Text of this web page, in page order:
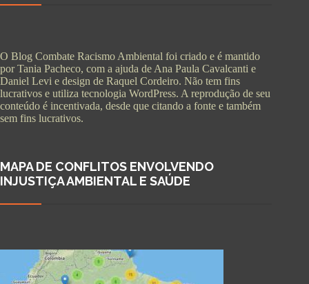
O Blog Combate Racismo Ambiental foi criado e é mantido
por Tania Pacheco, com a ajuda de Ana Paula Cavalcanti e
Daniel Levi e design de Raquel Cordeiro. Não tem fins
lucrativos e utiliza tecnologia WordPress. A reprodução de seu
conteúdo é incentivada, desde que citando a fonte e também
sem fins lucrativos.
MAPA DE CONFLITOS ENVOLVENDO
INJUSTIÇA AMBIENTAL E SAÚDE